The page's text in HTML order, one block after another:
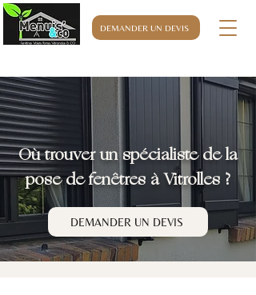
DEMANDER UN DEVIS
Où trouver un spécialiste de la
pose de fenêtres à Vitrolles ?
DEMANDER UN DEVIS